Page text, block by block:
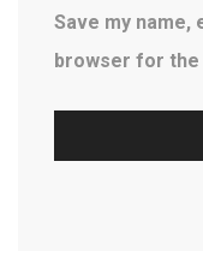
Save my name,
browser for the